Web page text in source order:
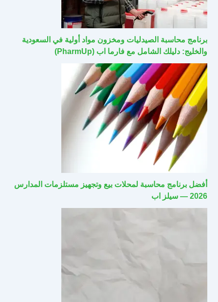
برنامج محاسبة الصيدليات ومخزون مواد أولية في السعودية
والخليج: دليلك الشامل مع فارما اب (PharmUp)
أفضل برنامج محاسبة لمحلات بيع وتجهيز مستلزمات المدارس
2026 — سيلز اب